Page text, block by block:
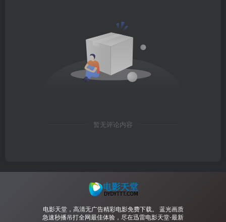
暂无评论内容
电影天堂，高清无广告精彩电影免费下载。 蓝光画质
急速秒播吊打全网最佳体验，尽在迅雷电影天堂-最新